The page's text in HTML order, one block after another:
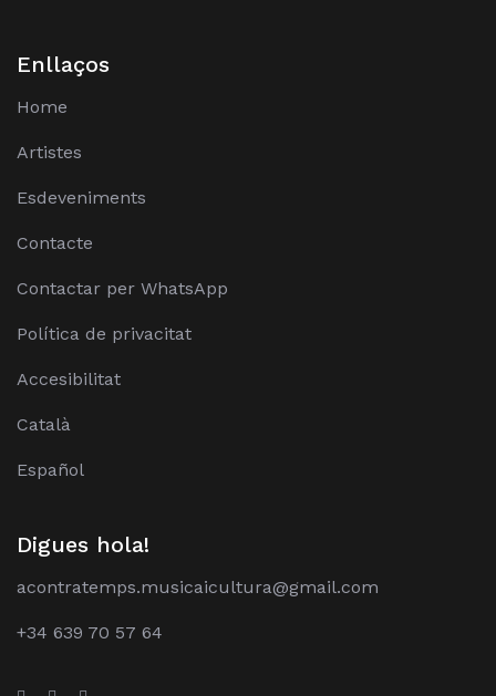
Enllaços
Home
Artistes
Esdeveniments
Contacte
Contactar per WhatsApp
Política de privacitat
Accesibilitat
Català
Español
Digues hola!
acontratemps.musicaicultura@gmail.com
+34 639 70 57 64